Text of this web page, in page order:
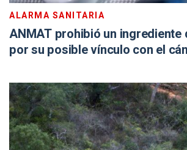
ALARMA SANITARIA
ANMAT prohibió un ingrediente
por su posible vínculo con el